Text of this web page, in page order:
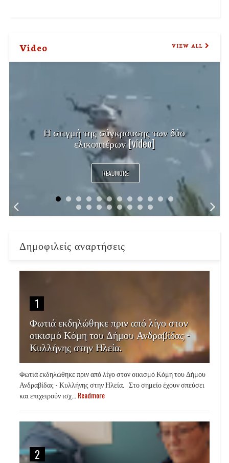
Video VIEW ALL
Η στιγμή της σύγκρουσης των δύο
ελικοπτέρων [video]
READMORE
Δημοφιλείς αναρτήσεις
1
Φωτιά εκδηλώθηκε πριν από λίγο στον
οικισμό Κόμη του Δήμου Ανδραβίδας -
Κυλλήνης στην Ηλεία.
Φωτιά εκδηλώθηκε πριν από λίγο στον οικισμό Κόμη του Δήμου
Ανδραβίδας - Κυλλήνης στην Ηλεία. Στο σημείο έχουν σπεύσει
και επιχειρούν ισχ...Readmore
2